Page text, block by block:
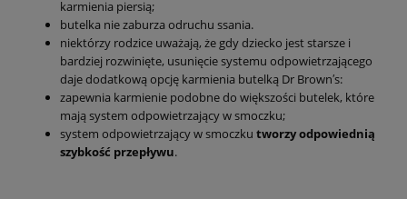
karmienia piersią;
butelka nie zaburza odruchu ssania.
niektórzy rodzice uważają, że gdy dziecko jest starsze i
bardziej rozwinięte, usunięcie systemu odpowietrzającego
daje dodatkową opcję karmienia butelką Dr Brown′s:
zapewnia karmienie podobne do większości butelek, które
mają system odpowietrzający w smoczku;
system odpowietrzający w smoczku tworzy odpowiednią
szybkość przepływu.